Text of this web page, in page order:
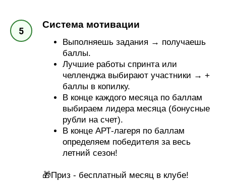
Система мотивации
Выполняешь задания → получаешь
баллы.
Лучшие работы спринта или
челленджа выбирают участники → +
баллы в копилку.
В конце каждого месяца по баллам
выбираем лидера месяца (бонусные
рубли на счет).
В конце АРТ-лагеря по баллам
определяем победителя за весь
летний сезон!
🎁Приз - бесплатный месяц в клубе!